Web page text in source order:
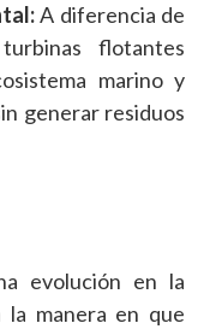
A diferencia de
flotantes
marino y
generar residuos
evolución en la
la manera en que